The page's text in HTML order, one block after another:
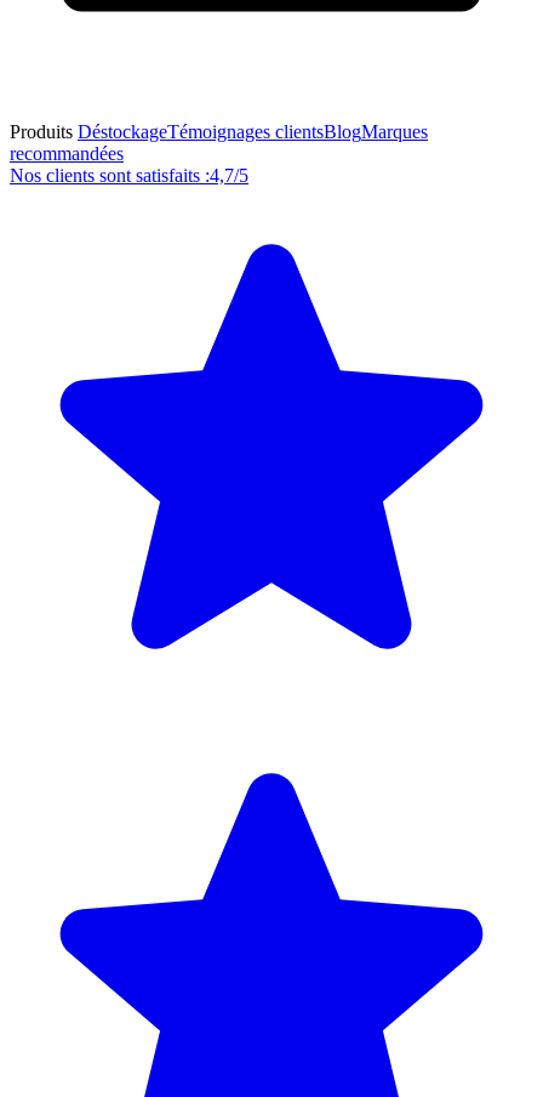
Produits DéstockageTémoignages clientsBlogMarques
recommandées
Nos clients sont satisfaits :4,7/5